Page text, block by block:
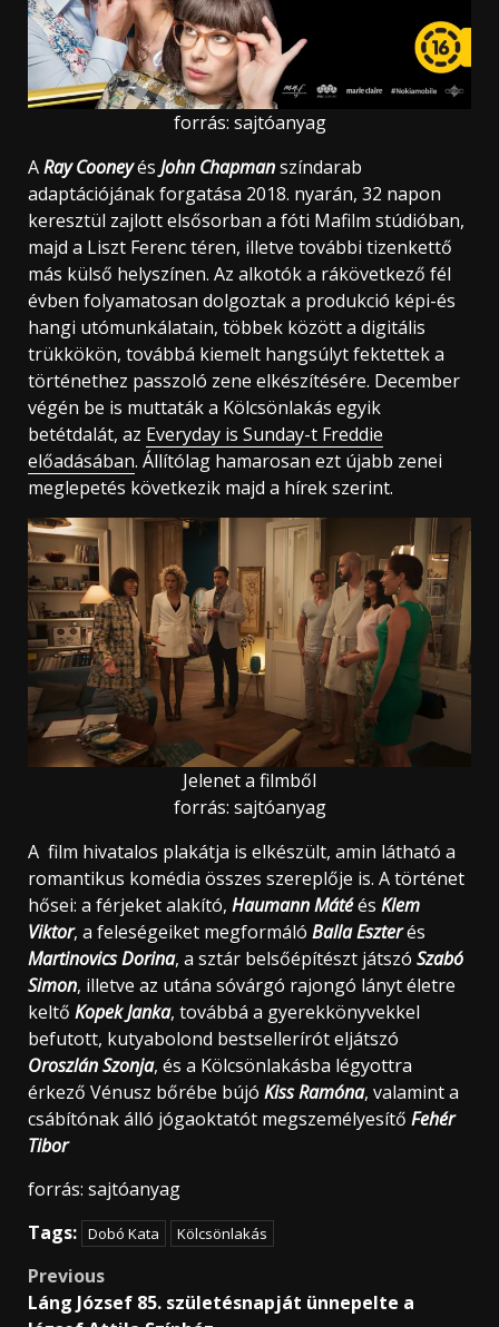
forrás: sajtóanyag
ARay Cooneyés John Chapmanszíndarab
adaptációjának forgatása 2018. nyarán, 32 napon
keresztül zajlott elsősorban a fóti Mafilm stúdióban,
majd a Liszt Ferenc téren, illetve további tizenkettő
más külső helyszínen. Az alkotók a rákövetkező fél
évben folyamatosan dolgoztak a produkció képi-és
hangi utómunkálatain, többek között a digitális
trükkökön, továbbá kiemelt hangsúlyt fektettek a
történethez passzoló zene elkészítésére. December
végén be is muttaták a Kölcsönlakás egyik
betétdalát, az Everyday is Sunday-t Freddie
előadásában. Állítólag hamarosan ezt újabb zenei
meglepetés következik majd a hírek szerint.
Jelenet a filmből
forrás: sajtóanyag
A film hivatalos plakátja is elkészült, amin látható a
romantikus komédia összes szereplője is. A történet
hősei: a férjeket alakító, Haumann Mátéés Klem
Viktor, a feleségeiket megformáló Balla Eszterés
Martinovics Dorina, a sztár belsőépítészt játszó Szabó
Simon, illetve az utána sóvárgó rajongó lányt életre
keltő Kopek Janka, továbbá a gyerekkönyvekkel
befutott, kutyabolond bestsellerírót eljátszó
Oroszlán Szonja, és a Kölcsönlakásba légyottra
érkező Vénusz bőrébe bújó Kiss Ramóna, valamint a
csábítónak álló jógaoktatót megszemélyesítő Fehér
Tibor
forrás: sajtóanyag
Tags: Dobó Kata Kölcsönlakás
Post
Previous
Láng József 85. születésnapját ünnepelte a